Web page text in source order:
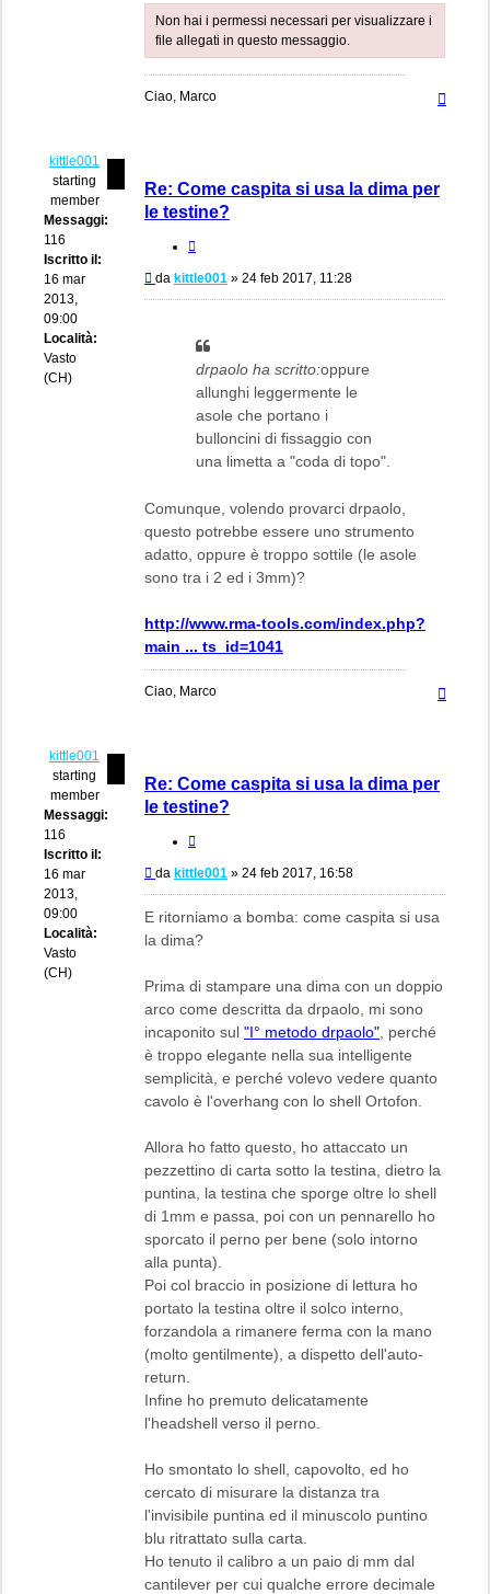
Non hai i permessi necessari per visualizzare i
file allegati in questo messaggio.
Ciao, Marco
kittle001
starting
member
Messaggi:
116
Iscritto il:
16 mar
2013,
09:00
Località:
Vasto
(CH)
Re: Come caspita si usa la dima per
le testine?
Messaggio
da kittle001 » 24 feb 2017, 11:28
drpaolo ha scritto:oppure
allunghi leggermente le
asole che portano i
bulloncini di fissaggio con
una limetta a "coda di topo".
Comunque, volendo provarci drpaolo,
questo potrebbe essere uno strumento
adatto, oppure è troppo sottile (le asole
sono tra i 2 ed i 3mm)?
http://www.rma-tools.com/index.php?
main ... ts_id=1041
Ciao, Marco
kittle001
starting
member
Messaggi:
116
Iscritto il:
16 mar
2013,
09:00
Località:
Vasto
(CH)
Re: Come caspita si usa la dima per
le testine?
Messaggio
da kittle001 » 24 feb 2017, 16:58
E ritorniamo a bomba: come caspita si usa
la dima?
Prima di stampare una dima con un doppio
arco come descritta da drpaolo, mi sono
incaponito sul "I° metodo drpaolo" , perché
è troppo elegante nella sua intelligente
semplicità, e perché volevo vedere quanto
cavolo è l'overhang con lo shell Ortofon.
Allora ho fatto questo, ho attaccato un
pezzettino di carta sotto la testina, dietro la
puntina, la testina che sporge oltre lo shell
di 1mm e passa, poi con un pennarello ho
sporcato il perno per bene (solo intorno
alla punta).
Poi col braccio in posizione di lettura ho
portato la testina oltre il solco interno,
forzandola a rimanere ferma con la mano
(molto gentilmente), a dispetto dell'auto-
return.
Infine ho premuto delicatamente
l'headshell verso il perno.
Ho smontato lo shell, capovolto, ed ho
cercato di misurare la distanza tra
l'invisibile puntina ed il minuscolo puntino
blu ritrattato sulla carta.
Ho tenuto il calibro a un paio di mm dal
cantilever per cui qualche errore decimale